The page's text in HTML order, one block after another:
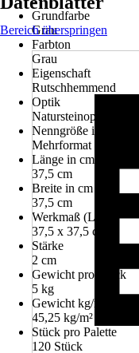
Grundfarbe
Grau
Farbton
Grau
Eigenschaft
Rutschhemmend
Optik
Natursteinoptik
Nenngröße in cm
Mehrformat
Länge in cm
37,5 cm
Breite in cm
37,5 cm
Werkmaß (LxB)
37,5 x 37,5 cm
Stärke
2 cm
Gewicht pro Stück
5 kg
Gewicht kg/m²
45,25 kg/m²
Stück pro Palette
120 Stück
Bereich überspringen